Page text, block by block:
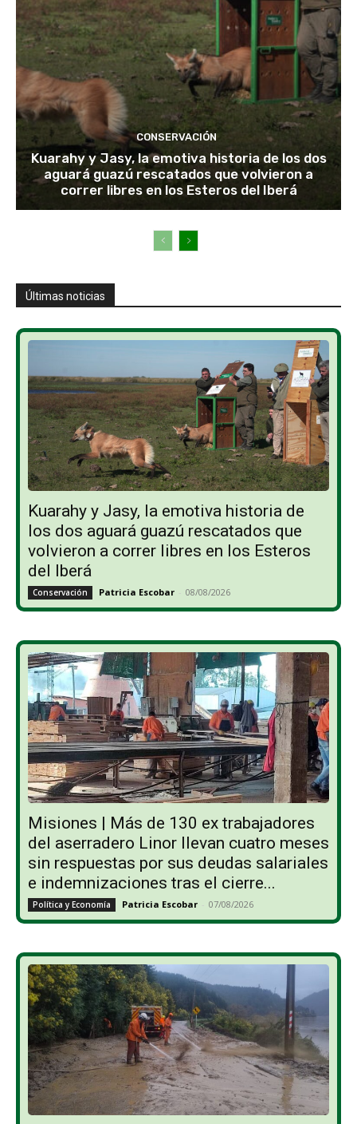
CONSERVACIÓN
Kuarahy y Jasy, la emotiva historia de los dos
aguará guazú rescatados que volvieron a
correr libres en los Esteros del Iberá
Últimas noticias
Kuarahy y Jasy, la emotiva historia de
los dos aguará guazú rescatados que
volvieron a correr libres en los Esteros
del Iberá
Conservación Patricia Escobar - 08/08/2026
Misiones | Más de 130 ex trabajadores
del aserradero Linor llevan cuatro meses
sin respuestas por sus deudas salariales
e indemnizaciones tras el cierre...
Política y Economía Patricia Escobar - 07/08/2026